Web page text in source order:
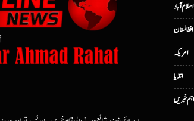
اسلام آباد
افغانستان
امریکہ
انڈیا
اہم خبریں